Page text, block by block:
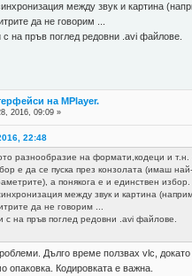
между звук и картина
да не говорим ...
на пръв поглед редовни .avi файлове.
на MPlayer.
2016, 09:09 »
22:48
разнообразие на формати,кодеци и т.н.
е да се пуска през конзолата (имаш
а понякога е и единствен избор.
между звук и картина
да не говорим ...
на пръв поглед редовни .avi файлове.
Дълго време ползвах vlc,
опаковка. Кодировката е важна.